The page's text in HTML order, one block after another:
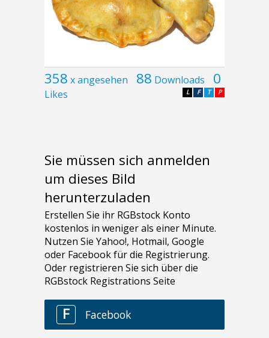
358 x angesehen 88 Downloads 0
Likes P
T
F
L
Sie müssen sich anmelden
um dieses Bild
herunterzuladen